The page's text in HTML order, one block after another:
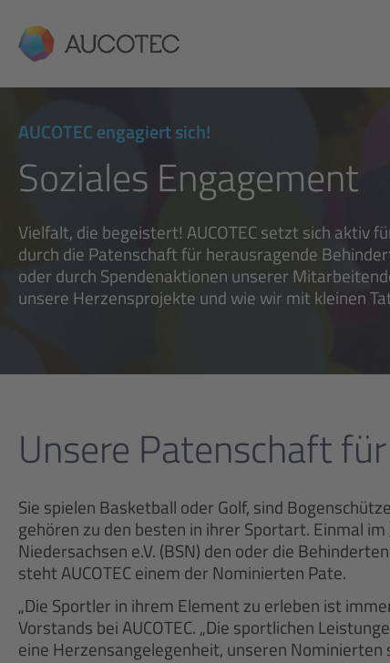
AUCOTEC
AUCOTEC engagiert sich!
Soziales Engagement
Vielfalt, die begeistert! AUCOTEC setzt sich aktiv
durch die Patenschaft für herausragende
oder durch Spendenaktionen unserer
unsere Herzensprojekte und wie wir mit kleinen
Unsere Patenschaft
Sie spielen Basketball oder Golf, sind
gehören zu den besten in ihrer Sportart. Einmal
Niedersachsen e.V. (BSN) den oder die
steht AUCOTEC einem der Nominierten Pate.
„Die Sportler in ihrem Element zu erleben ist
Vorstands bei AUCOTEC. „Die sportlichen
eine Herzensangelegenheit, unseren Nominierten